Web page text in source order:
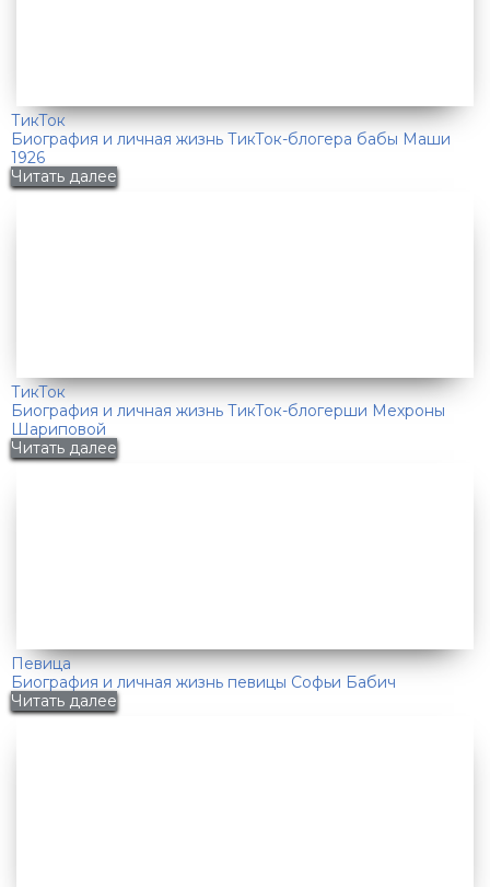
ТикТок
Биография и личная жизнь ТикТок-блогера бабы Маши
1926
Читать далее
ТикТок
Биография и личная жизнь ТикТок-блогерши Мехроны
Шариповой
Читать далее
Певица
Биография и личная жизнь певицы Софьи Бабич
Читать далее